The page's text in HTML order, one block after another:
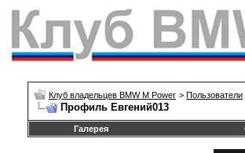
Клуб владельцев BMW M Power > Пользователи
Профиль Евгений013
Галерея